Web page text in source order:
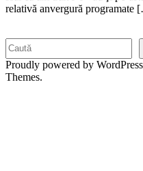
relativă anvergură programate
Proudly powered by WordPress
Themes.